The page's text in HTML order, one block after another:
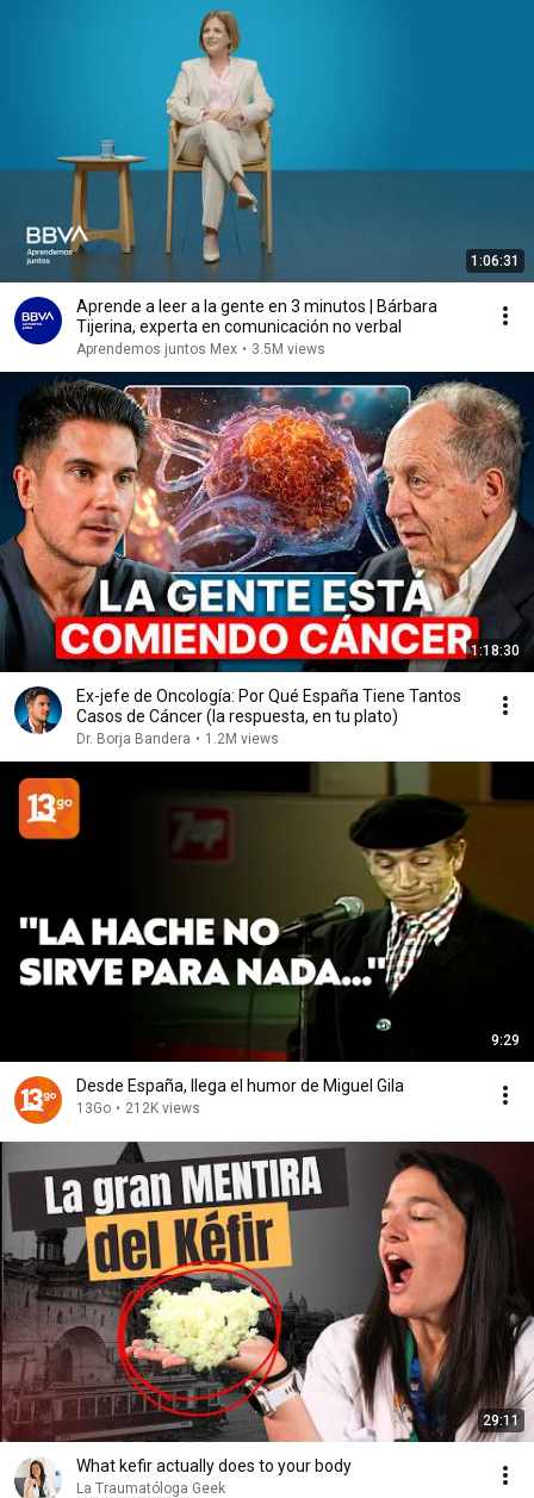
1:06:31
Aprende a leer a la gente en 3 minutos | Bárbara
Tijerina, experta en comunicación no verbal
Aprendemos juntos Mex • 3.5M views
1:18:30
Ex-jefe de Oncología: Por Qué España Tiene Tantos
Casos de Cáncer (la respuesta, en tu plato)
Dr. Borja Bandera • 1.2M views
9:29
Desde España, llega el humor de Miguel Gila
13Go • 212K views
29:11
What kefir actually does to your body
La Traumatóloga Geek